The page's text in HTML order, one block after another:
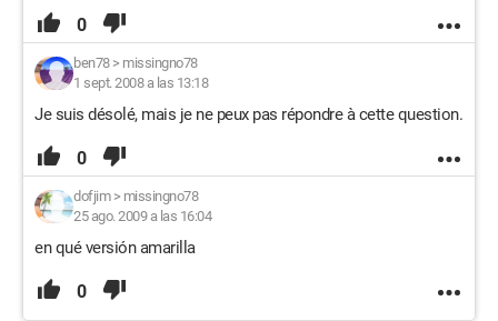
0
ben78> missingno78
1 sept. 2008 a las 13:18
Je suis désolé, mais je ne peux pas répondre à cette question.
0
dofjim> missingno78
25 ago. 2009 a las 16:04
en qué versión amarilla
0